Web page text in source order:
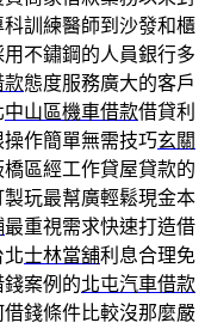
訓練醫師到沙發和櫃
不鏽鋼的人員銀行多
款態度服務廣大的客戶
中山區機車借款借貸利
作簡單無需技巧玄關
區經工作貸屋貸款的
玩最幫廣輕鬆現金本
最重視需求快速打造借
北士林當舖利息合理免
案例的北屯汽車借款
錢條件比較沒那麼嚴